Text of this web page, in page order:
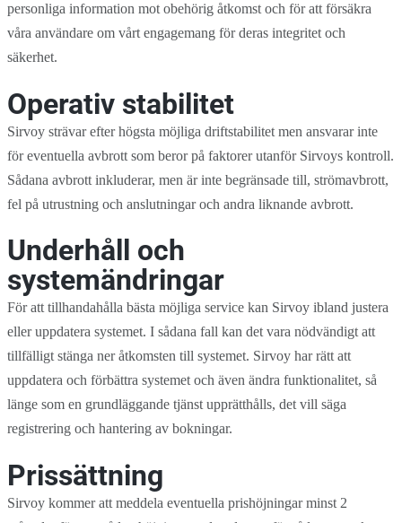
personliga information mot obehörig åtkomst och för att försäkra
våra användare om vårt engagemang för deras integritet och
säkerhet.
Operativ stabilitet
Sirvoy strävar efter högsta möjliga driftstabilitet men ansvarar inte
för eventuella avbrott som beror på faktorer utanför Sirvoys kontroll.
Sådana avbrott inkluderar, men är inte begränsade till, strömavbrott,
fel på utrustning och anslutningar och andra liknande avbrott.
Underhåll och
systemändringar
För att tillhandahålla bästa möjliga service kan Sirvoy ibland justera
eller uppdatera systemet. I sådana fall kan det vara nödvändigt att
tillfälligt stänga ner åtkomsten till systemet. Sirvoy har rätt att
uppdatera och förbättra systemet och även ändra funktionalitet, så
länge som en grundläggande tjänst upprätthålls, det vill säga
registrering och hantering av bokningar.
Prissättning
Sirvoy kommer att meddela eventuella prishöjningar minst 2